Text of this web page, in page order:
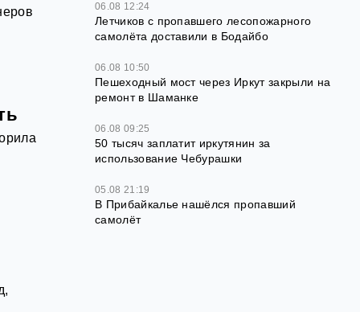
06.08 12:24
Летчиков с пропавшего лесопожарного
самолёта доставили в Бодайбо
06.08 10:50
Пешеходный мост через Иркут закрыли на
ремонт в Шаманке
06.08 09:25
50 тысяч заплатит иркутянин за
использование Чебурашки
05.08 21:19
В Прибайкалье нашёлся пропавший
самолёт